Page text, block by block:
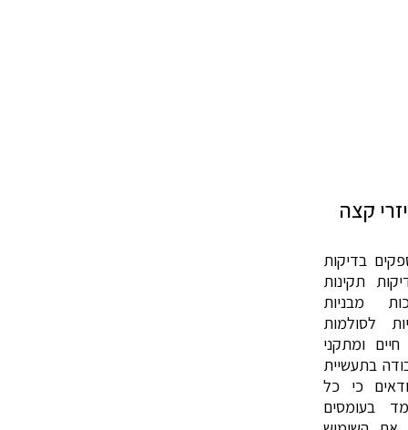
קצ​ה
בדיקות
תקינות
מבניות
לסולמות
ומתקני
בתעשיית
כי כל
בעומסים